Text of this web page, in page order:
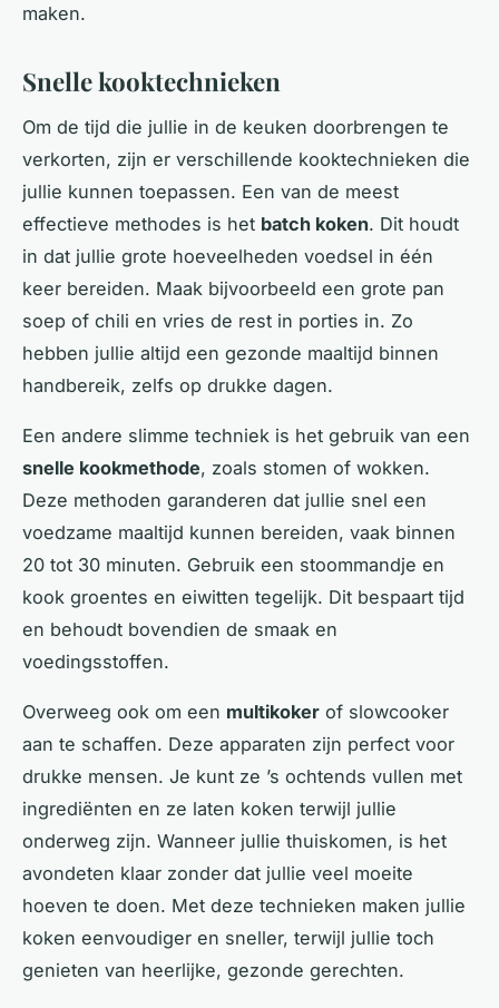
maken.
Snelle kooktechnieken
Om de tijd die jullie in de keuken doorbrengen te
verkorten, zijn er verschillende kooktechnieken die
jullie kunnen toepassen. Een van de meest
effectieve methodes is het batch koken. Dit houdt
in dat jullie grote hoeveelheden voedsel in één
keer bereiden. Maak bijvoorbeeld een grote pan
soep of chili en vries de rest in porties in. Zo
hebben jullie altijd een gezonde maaltijd binnen
handbereik, zelfs op drukke dagen.
Een andere slimme techniek is het gebruik van een
snelle kookmethode, zoals stomen of wokken.
Deze methoden garanderen dat jullie snel een
voedzame maaltijd kunnen bereiden, vaak binnen
20 tot 30 minuten. Gebruik een stoommandje en
kook groentes en eiwitten tegelijk. Dit bespaart tijd
en behoudt bovendien de smaak en
voedingsstoffen.
Overweeg ook om een multikoker of slowcooker
aan te schaffen. Deze apparaten zijn perfect voor
drukke mensen. Je kunt ze ’s ochtends vullen met
ingrediënten en ze laten koken terwijl jullie
onderweg zijn. Wanneer jullie thuiskomen, is het
avondeten klaar zonder dat jullie veel moeite
hoeven te doen. Met deze technieken maken jullie
koken eenvoudiger en sneller, terwijl jullie toch
genieten van heerlijke, gezonde gerechten.